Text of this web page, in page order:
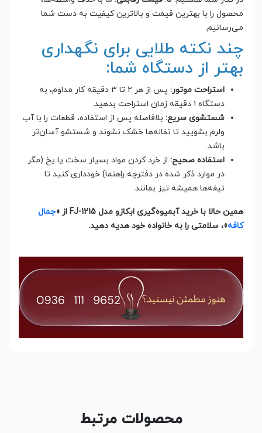
محصول را با بهترین قیمت و بالاترین کیفیت به دست شما
می‌رسانیم.
چند نکته طلایی برای نگهداری
بهتر از دستگاه شما:
استراحت موتور:
پس از هر ۲ تا ۳ دقیقه کار مداوم، به
دستگاه ۱ دقیقه زمان استراحت بدهید.
شستشوی سریع: بلافاصله پس از استفاده، قطعات را با آب
ولرم بشویید تا تفاله‌ها خشک نشوند و شستشو آسان‌تر
باشد.
استفاده صحیح: از خرد کردن مواد بسیار سخت یا یخ (مگر
در موارد ذکر شده در دفترچه راهنما) خودداری کنید تا
تیغه‌ها همیشه تیز بمانند.
همین حالا با خرید آبمیوه‌گیری ابکازو مدل FJ-1215 از «
جمال
کافه»، سلامتی را به خانواده خود هدیه دهید.
محصولات مرتبط